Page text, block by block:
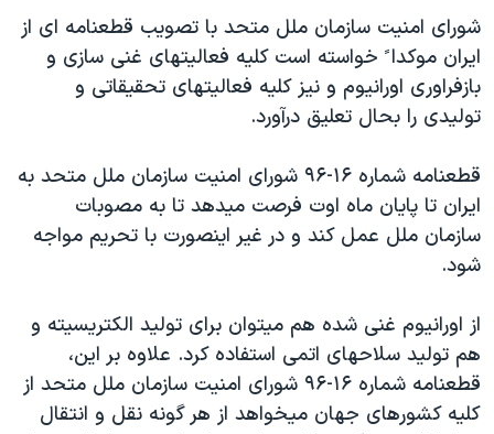
جهش
به
جستجو
ورزشی
گزیده‌ها
ویژه برنامه‌ها
فرهنگ و زندگی
حقوق شهروندی
اسرائیل در جنگ
گالری عکس
آرشیو پخش زنده
جام جهانی ۲۰۲۶
عملیات خشم حماسی
۲۵۰سالگی آمریکا
مستندها
انتخابات ریاست جمهوری آمریکا ۲۰۲۴
ورزش زنان در ایران
اعتراضات زن، زندگی، آزادی
مجموعه مستندهای دادخواهی
فرکانس‌های صدای آمریکا
پخش رادیویی
یادگیری زبان انگلیسی
دنبال کنید
زبانهای مختلف
شورای امنيت سازمان ملل متحد با تصويب قطعنامه ای از
ايران موکدا ً خواسته است کليه فعاليتهای غنی سازی و
بازفراوری اورانيوم و نيز کليه فعاليتهای تحقيقاتی و
توليدی را بحال تعليق درآورد.
قطعنامه شماره ۱۶-۹۶ شورای امنيت سازمان ملل متحد به
ايران تا پايان ماه اوت فرصت ميدهد تا به مصوبات
سازمان ملل عمل کند و در غير اينصورت با تحريم مواجه
شود.
از اورانيوم غنی شده هم ميتوان برای توليد الکتريسيته و
هم توليد سلاحهای اتمی استفاده کرد. علاوه بر اين،
قطعنامه شماره ۱۶-۹۶ شورای امنيت سازمان ملل متحد از
کليه کشورهای جهان ميخواهد از هر گونه نقل و انتقال